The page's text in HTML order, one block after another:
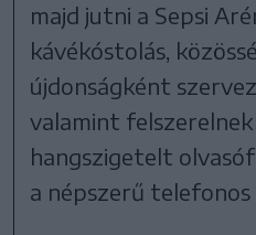
majd jutni a Sepsi
kávékóstolás,
újdonságként
valamint
hangszigetelt
a népszerű telefonos